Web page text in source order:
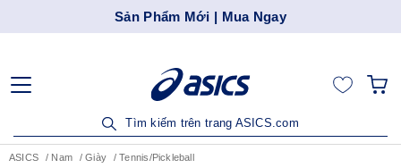
Khám Phá Ứng Dụng ASICS SEA | Tải Ngay!
Tìm kiếm trên trang ASICS.com
ASICS Nam Giày Tennis/Pickleball